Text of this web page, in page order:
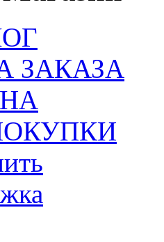
ЗАКАЗА